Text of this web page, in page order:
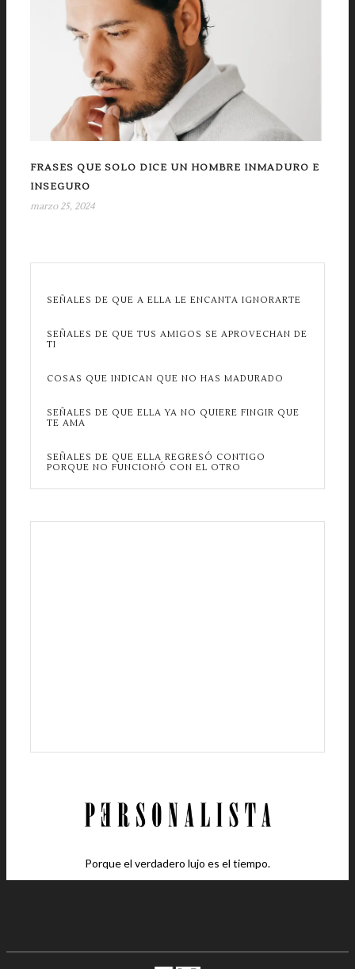
FRASES QUE SOLO DICE UN HOMBRE INMADURO E
INSEGURO
marzo 25, 2024
SEÑALES DE QUE A ELLA LE ENCANTA IGNORARTE
SEÑALES DE QUE TUS AMIGOS SE APROVECHAN DE
TI
COSAS QUE INDICAN QUE NO HAS MADURADO
SEÑALES DE QUE ELLA YA NO QUIERE FINGIR QUE
TE AMA
SEÑALES DE QUE ELLA REGRESÓ CONTIGO
PORQUE NO FUNCIONÓ CON EL OTRO
Porque el verdadero lujo es el tiempo.